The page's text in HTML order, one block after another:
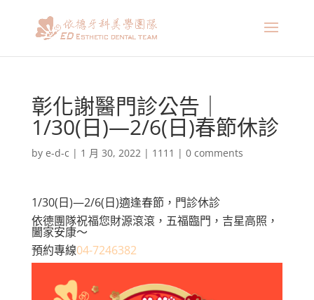
彰化謝醫門診公告｜
1/30(日)—2/6(日)春節休診
by e-d-c | 1 月 30, 2022| 1111 | 0 comments
1/30(日)—2/6(日)適逢春節，門診休診
依德團隊祝福您財源滾滾，五福臨門，吉星高照，
闔家安康～
預約專線04-7246382